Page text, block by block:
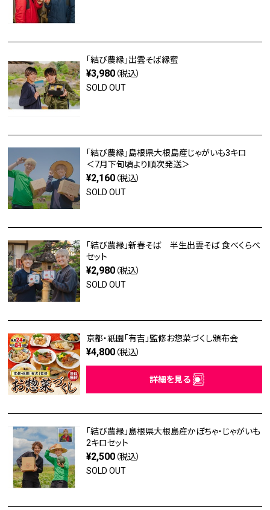
「結び農縁」出雲そば縁蜜
¥3,980 （税込）
SOLD OUT
「結び農縁」島根県大根島産じゃがいも3キロ
＜7月下旬頃より順次発送＞
¥2,160 （税込）
SOLD OUT
「結び農縁」新春そば 半生出雲そば 食べくらべ
セット
¥2,980 （税込）
SOLD OUT
京都・祇園「有吉」監修お惣菜づくし頒布会
¥4,800 （税込）
詳細を見る
「結び農縁」島根県大根島産かぼちゃ・じゃがいも
2キロセット
¥2,500 （税込）
SOLD OUT